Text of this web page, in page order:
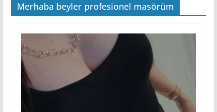
Merhaba beyler profesionel masörüm